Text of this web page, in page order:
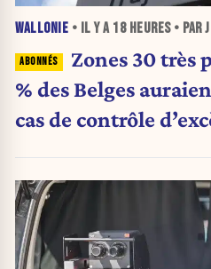
WALLONIE • IL Y A 18 HEURES• PAR
Zones 30 très
% des Belges
cas de contrôle